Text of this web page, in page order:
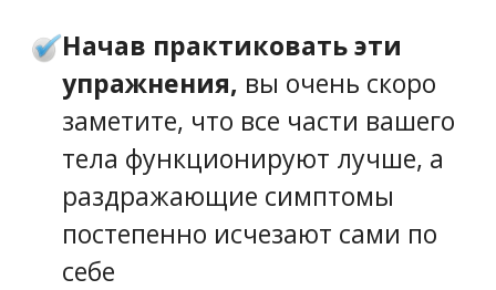
Начав практиковать эти
упражнения, вы очень скоро
заметите, что все части вашего
тела функционируют лучше, а
раздражающие симптомы
постепенно исчезают сами по
себе